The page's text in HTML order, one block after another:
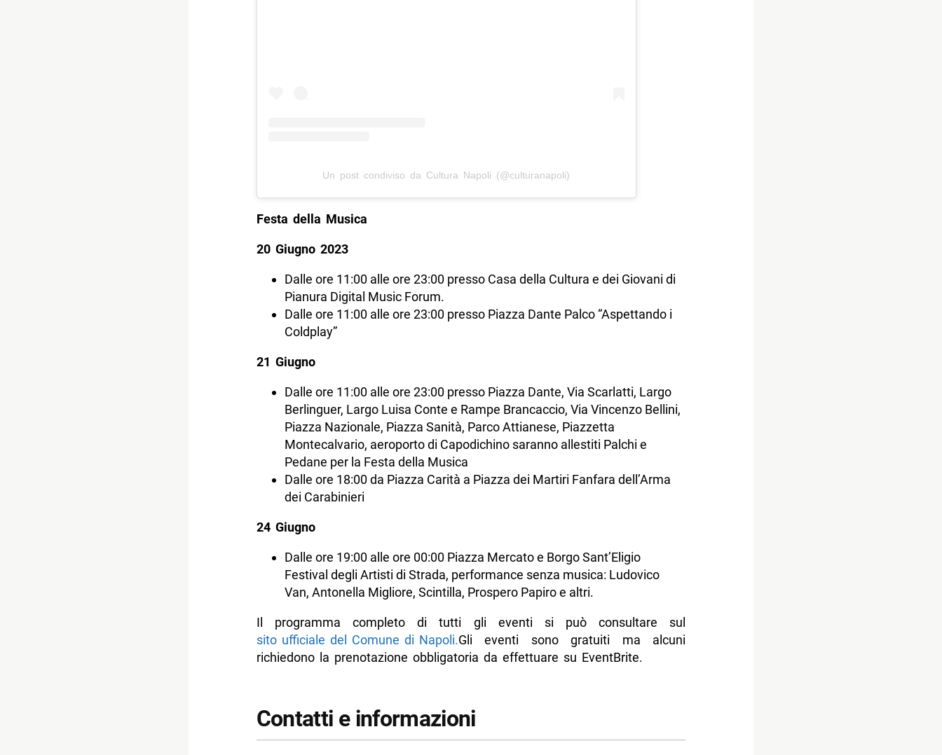
Un post condiviso da Cultura Napoli (@culturanapoli)
Festa della Musica
20 Giugno 2023
Dalle ore 11:00 alle ore 23:00 presso Casa della Cultura e dei Giovani di
Pianura Digital Music Forum.
Dalle ore 11:00 alle ore 23:00 presso Piazza Dante Palco “Aspettando i
Coldplay”
21 Giugno
Dalle ore 11:00 alle ore 23:00 presso Piazza Dante, Via Scarlatti, Largo
Berlinguer, Largo Luisa Conte e Rampe Brancaccio, Via Vincenzo Bellini,
Piazza Nazionale, Piazza Sanità, Parco Attianese, Piazzetta
Montecalvario, aeroporto di Capodichino saranno allestiti Palchi e
Pedane per la Festa della Musica
Dalle ore 18:00 da Piazza Carità a Piazza dei Martiri Fanfara dell’Arma
dei Carabinieri
24 Giugno
Dalle ore 19:00 alle ore 00:00 Piazza Mercato e Borgo Sant’Eligio
Festival degli Artisti di Strada, performance senza musica: Ludovico
Van, Antonella Migliore, Scintilla, Prospero Papiro e altri.
Il programma completo di tutti gli eventi si può consultare sul
sito ufficiale del Comune di Napoli.Gli eventi sono gratuiti ma alcuni
richiedono la prenotazione obbligatoria da effettuare su EventBrite.
Contatti e informazioni